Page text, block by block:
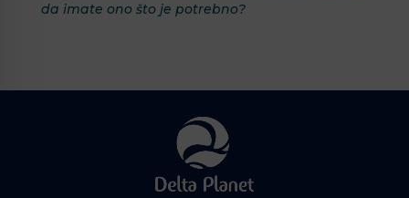
da imate ono što je potrebno?